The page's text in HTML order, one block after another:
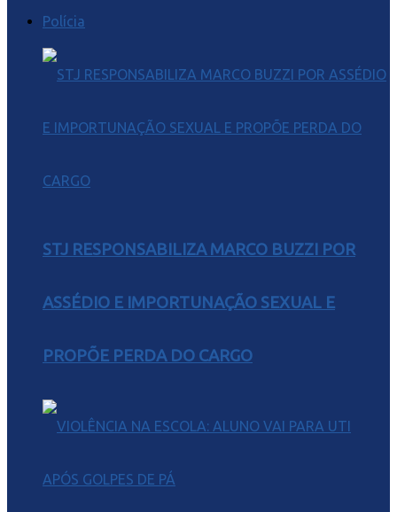
Polícia
STJ RESPONSABILIZA MARCO BUZZI POR
ASSÉDIO E IMPORTUNAÇÃO SEXUAL E
PROPÕE PERDA DO CARGO